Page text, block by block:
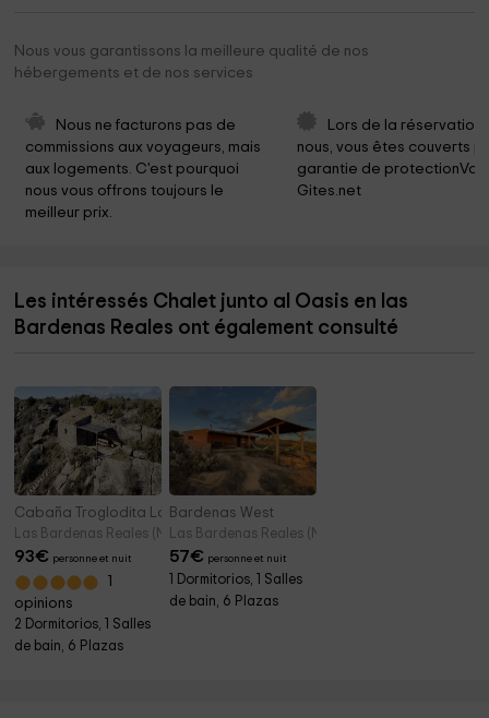
Nous vous garantissons la meilleure qualité de nos
hébergements et de nos services
Nous ne facturons pas de
commissions aux voyageurs, mais
aux logements. C'est pourquoi
nous vous offrons toujours le
meilleur prix.
Lors de la réservation
nous, vous êtes couverts
garantie de
Gites.net
Les intéressés Chalet junto al Oasis en las
Bardenas Reales ont également consulté
Cabaña Troglodita La Roca
Las Bardenas Reales (Navarre)
93€ personne et nuit
opinions
2 Dormitorios, 1 Salles
de bain, 6 Plazas
Bardenas West
Las Bardenas Reales (Navarre)
57€ personne et nuit
1 Dormitorios, 1 Salles
de bain, 6 Plazas